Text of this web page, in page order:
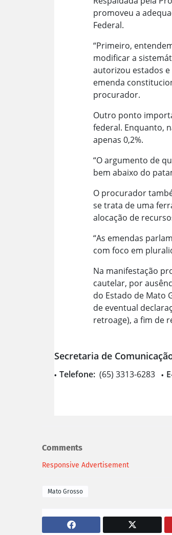
promoveu a
Federal.
“Primeiro,
modificar a
autorizou estados e
emenda
procurador.
Outro ponto
federal. Enquanto,
apenas 0,2%.
“O argumento de
bem abaixo do
O procurador
se trata de uma
alocação de
“As emendas
com foco em
Na manifestação
cautelar, por
do Estado de Mato
de eventual
retroage), a fim de
Secretaria de
Telefone: (65) 3313-6283
Comments
Responsive Advertisement
Mato Grosso